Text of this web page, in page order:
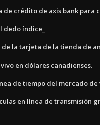
de crédito de axis bank para
dedo índice_
de la tarjeta de la tienda de
en dólares canadienses.
de tiempo del mercado de
en línea de transmisión